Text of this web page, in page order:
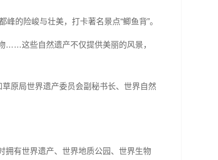
的险峻与壮美，打卡著名景点“鲫鱼背”。
这些自然遗产不仅提供美丽的风景，
原局世界遗产委员会副秘书长、世界自然
有世界遗产、世界地质公园、世界生物